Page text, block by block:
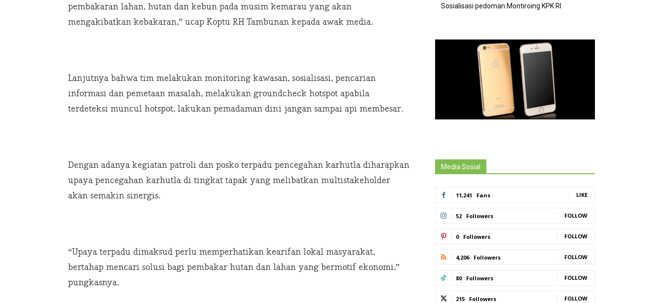
pembakaran lahan, hutan dan kebun pada musim kemarau yang akan
mengakibatkan kebakaran,” ucap Koptu RH Tambunan kepada awak media.
Lanjutnya bahwa tim melakukan monitoring kawasan, sosialisasi, pencarian
informasi dan pemetaan masalah, melakukan groundcheck hotspot apabila
terdeteksi muncul hotspot, lakukan pemadaman dini jangan sampai api membesar.
Dengan adanya kegiatan patroli dan posko terpadu pencegahan karhutla diharapkan
upaya pencegahan karhutla di tingkat tapak yang melibatkan multistakeholder
akan semakin sinergis.
“Upaya terpadu dimaksud perlu memperhatikan kearifan lokal masyarakat,
bertahap mencari solusi bagi pembakar hutan dan lahan yang bermotif ekonomi,”
pungkasnya.
Sosialisasi pedoman Montiroing KPK RI
Media Sosial
11,241 Fans LIKE
52 Followers FOLLOW
0 Followers FOLLOW
4,206 Followers FOLLOW
80 Followers FOLLOW
215 Followers FOLLOW